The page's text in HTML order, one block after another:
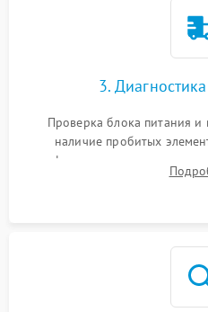
3.
Проверка блока питания и
наличие пробитых
форматирования,
картриджа и оптопар